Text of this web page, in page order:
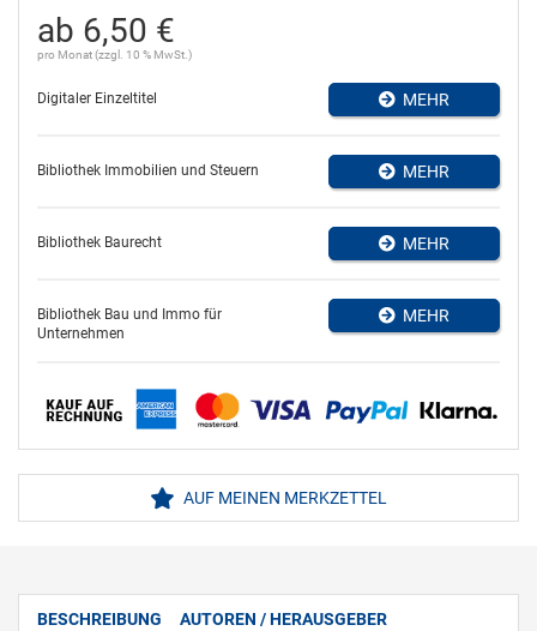
ab 6,50 €
pro Monat (zzgl. 10 % MwSt.)
Digitaler Einzeltitel MEHR
Bibliothek Immobilien und Steuern MEHR
Bibliothek Baurecht MEHR
Bibliothek Bau und Immo für
Unternehmen
MEHR
AUF MEINEN MERKZETTEL
BESCHREIBUNG AUTOREN / HERAUSGEBER